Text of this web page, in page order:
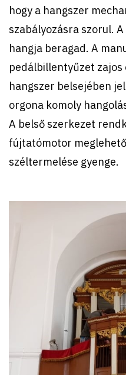
hogy a hangszer
szabályozásra szorul.
hangja beragad. A
pedálbillentyűzet zajos
hangszer belsejében
orgona komoly
A belső szerkezet
fújtatómotor
széltermelése gyenge.